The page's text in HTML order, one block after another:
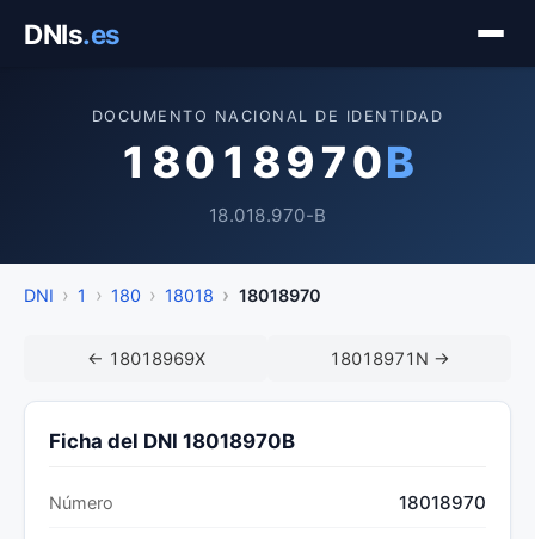
DNIs.es
DOCUMENTO NACIONAL DE IDENTIDAD
18018970B
18.018.970-B
DNI 1 180 18018 18018970
← 18018969X 18018971N →
Ficha del DNI 18018970B
Número 18018970